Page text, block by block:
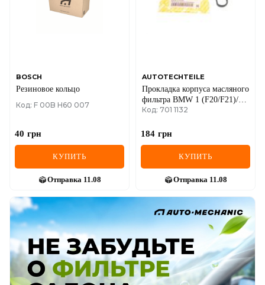
BOSCH
Резиновое кольцо
Код: F 00B H60 007
40 грн
КУПИТЬ
Отправка 11.08
AUTOTECHTEILE
Прокладка корпуса масляного
фильтра BMW 1 (F20/F21)/3
(F30/F80) 10-16 N13
Код: 701 1132
184 грн
КУПИТЬ
Отправка 11.08